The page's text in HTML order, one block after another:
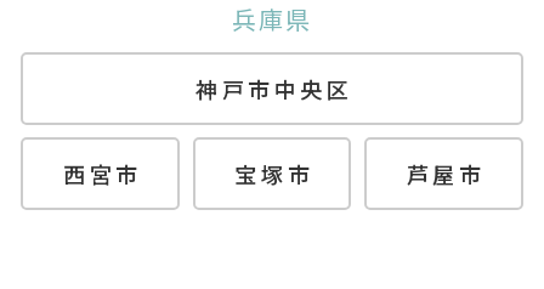
兵庫県
神戸市中央区
西宮市 宝塚市 芦屋市